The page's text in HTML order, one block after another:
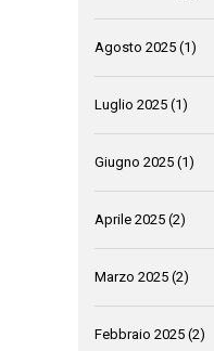
Agosto 2025 (1)
Luglio 2025 (1)
Giugno 2025 (1)
Aprile 2025 (2)
Marzo 2025 (2)
Febbraio 2025 (2)